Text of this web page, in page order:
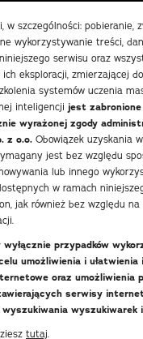
w szczególności: pobieranie,
wykorzystywanie treści,
serwisu oraz
eksploracji, zmierzającej
systemów uczenia
inteligencji jest
wyrażonej zgody
z o.o. Obowiązek uzyskania
jest bez względu
lub innego
w ramach
jak również bez względu
przypadków
umożliwienia i
oraz umożliwienia
serwisy
wyszukiwania
tutaj.